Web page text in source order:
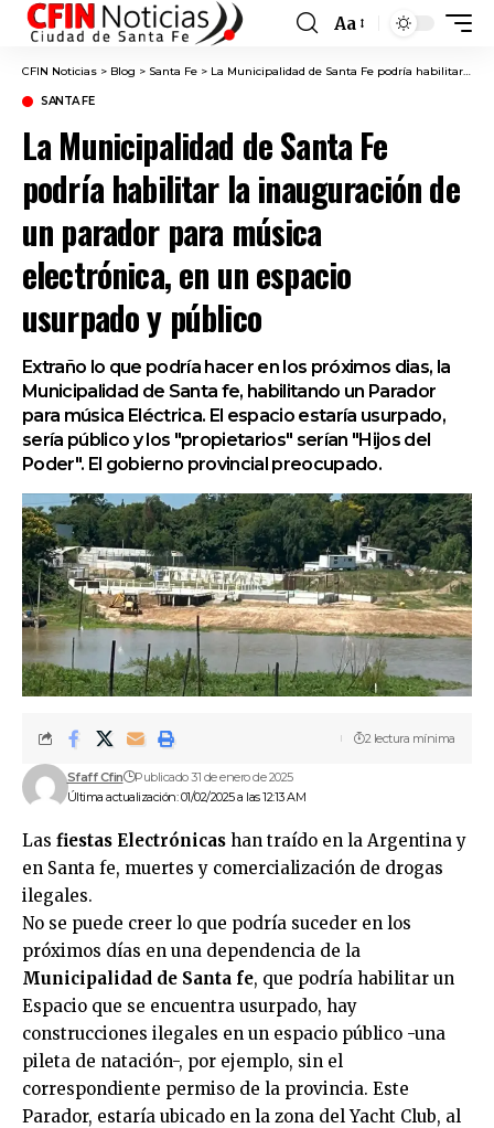
Font
Resizer
Aa
CFIN Noticias > Blog > Santa Fe > La Municipalidad de Santa Fe podría habilitar la inauguración de un parador para música electrónica, en un espacio usurpado y público
SANTA FE
La Municipalidad de Santa Fe
podría habilitar la inauguración de
un parador para música
electrónica, en un espacio
usurpado y público
Extraño lo que podría hacer en los próximos dias, la
Municipalidad de Santa fe, habilitando un Parador
para música Eléctrica. El espacio estaría usurpado,
sería público y los "propietarios" serían "Hijos del
Poder". El gobierno provincial preocupado.
Última actualización: 01/02/2025 a las 12:13 AM
Sfaff Cfin Publicado 31 de enero de 2025
2 lectura mínima
Las fiestas Electrónicas han traído en la Argentina y
en Santa fe, muertes y comercialización de drogas
ilegales.
No se puede creer lo que podría suceder en los
próximos días en una dependencia de la
Municipalidad de Santa fe, que podría habilitar un
Espacio que se encuentra usurpado, hay
construcciones ilegales en un espacio público -una
pileta de natación-, por ejemplo, sin el
correspondiente permiso de la provincia. Este
Parador, estaría ubicado en la zona del Yacht Club, al